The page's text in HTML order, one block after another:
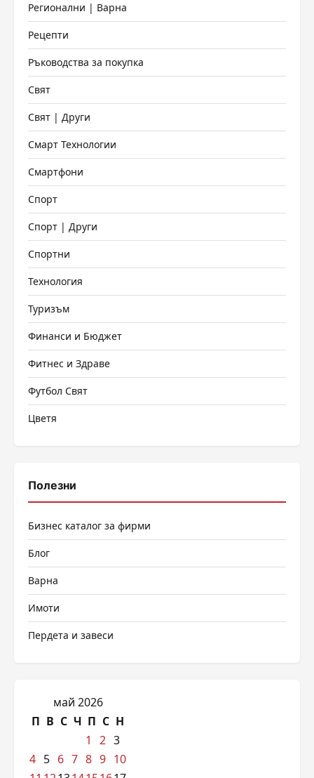
Регионални | Варна
Рецепти
Ръководства за покупка
Свят
Свят | Други
Смарт Технологии
Смартфони
Спорт
Спорт | Други
Спортни
Технология
Туризъм
Финанси и Бюджет
Фитнес и Здраве
Футбол Свят
Цветя
Полезни
Бизнес каталог за фирми
Блог
Варна
Имоти
Пердета и завеси
май 2026
П В С Ч П С Н
1
2 3
4 5 6 7 8 9 10